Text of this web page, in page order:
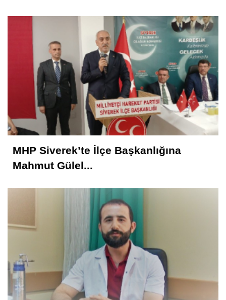
MHP Siverek’te İlçe Başkanlığına
Mahmut Gülel...